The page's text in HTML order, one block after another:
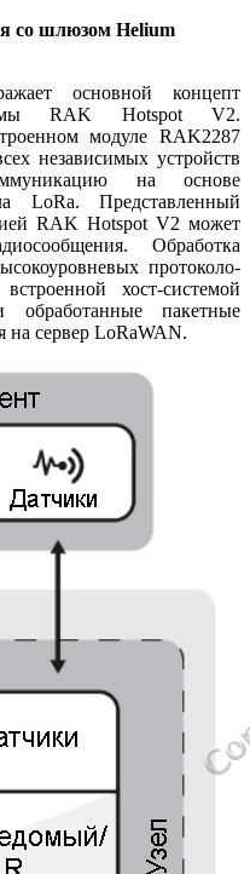
со шлюзом Helium
основной концепт
RAK Hotspot V2.
модуле RAK2287
независимых устройств
на основе
LoRa. Представленный
RAK Hotspot V2 может
Обработка
протоколо-
хост-системой
пакетные
на сервер LoRaWAN.